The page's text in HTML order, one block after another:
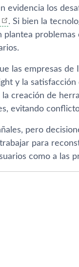
evidencia los
. Si bien la
las empresas
y la
creación de
evitando
pero
para
como a las